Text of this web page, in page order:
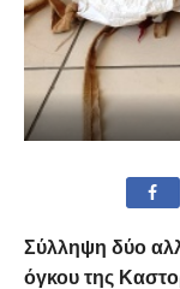
Σύλληψη δύο
όγκου της